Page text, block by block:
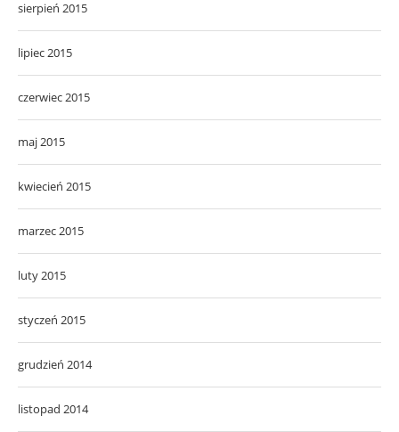
sierpień 2015
lipiec 2015
czerwiec 2015
maj 2015
kwiecień 2015
marzec 2015
luty 2015
styczeń 2015
grudzień 2014
listopad 2014